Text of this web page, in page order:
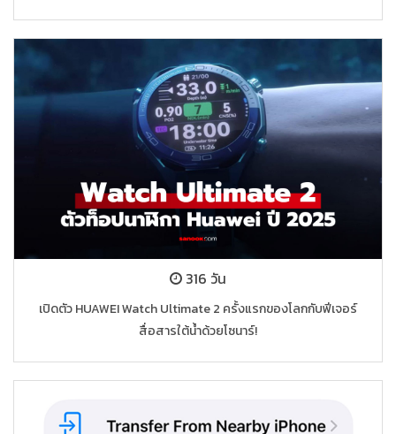
316 วัน
เปิดตัว HUAWEI Watch Ultimate 2 ครั้งแรกของโลกกับฟีเจอร์
สื่อสารใต้น้ำด้วยโซนาร์!